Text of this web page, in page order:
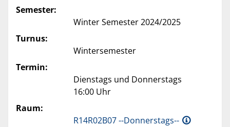
Semester:
Winter Semester 2024/2025
Turnus:
Wintersemester
Termin:
Dienstags und Donnerstags
16:00 Uhr
Raum:
R14R02B07 --Donnerstags--